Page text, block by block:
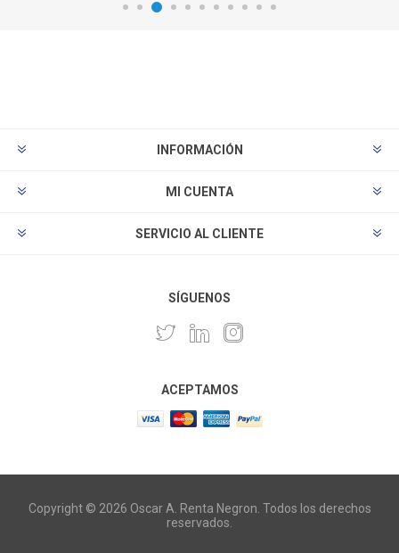
INFORMACIÓN
MI CUENTA
SERVICIO AL CLIENTE
SÍGUENOS
ACEPTAMOS
Copyright © 2026 Oscar A. Renta Negron. Todos los derechos
reservados.